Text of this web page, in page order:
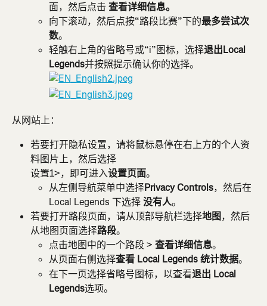
面，然后点击 查看详细信息。
向下滚动，然后点按“路段比赛”下的最多尝试次
数。
轻触右上角的省略号或“i”图标，选择退出Local
Legends并按照提示确认你的选择。​
从网站上：
若要打开隐私设置，请将鼠标悬停在右上方的个人资
料图片上，然后选择
设置1>，即可进入设置页面。
从左侧导航菜单中选择Privacy Controls，然后在
Local Legends 下选择 没有人。
若要打开路段页面，请从顶部导航栏选择地图，然后
从地图页面选择路段。
点击地图中的一个路段 > 查看详细信息。
从页面右侧选择查看 Local Legends 统计数据。
在下一页选择省略号图标，以查看退出 Local
Legends选项。